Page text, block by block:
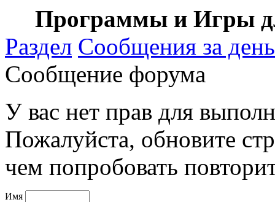
Программы и Игры
Раздел Сообщения за день
Сообщение форума
У вас нет прав для
Пожалуйста, обновите
чем попробовать
Имя